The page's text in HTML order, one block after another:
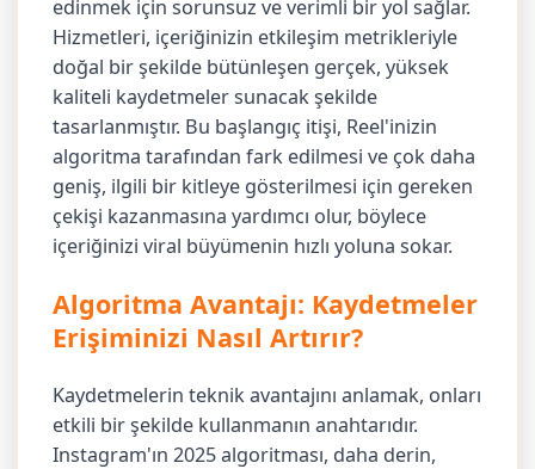
edinmek için sorunsuz ve verimli bir yol sağlar.
Hizmetleri, içeriğinizin etkileşim metrikleriyle
doğal bir şekilde bütünleşen gerçek, yüksek
kaliteli kaydetmeler sunacak şekilde
tasarlanmıştır. Bu başlangıç itişi, Reel'inizin
algoritma tarafından fark edilmesi ve çok daha
geniş, ilgili bir kitleye gösterilmesi için gereken
çekişi kazanmasına yardımcı olur, böylece
içeriğinizi viral büyümenin hızlı yoluna sokar.
Algoritma Avantajı: Kaydetmeler
Erişiminizi Nasıl Artırır?
Kaydetmelerin teknik avantajını anlamak, onları
etkili bir şekilde kullanmanın anahtarıdır.
Instagram'ın 2025 algoritması, daha derin,